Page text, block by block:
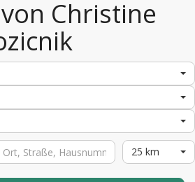
Christine
25 km